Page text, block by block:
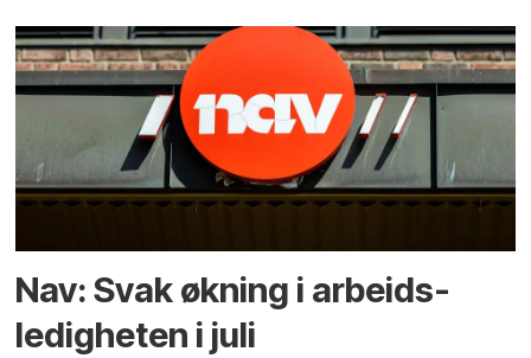
Nav: Svak økning i arbeids­
ledigheten i juli